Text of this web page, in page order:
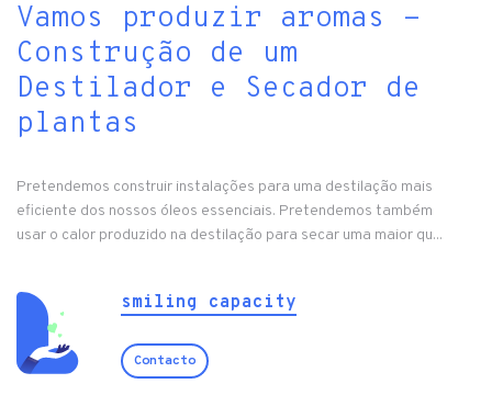
Vamos produzir aromas -
Construção de um
Destilador e Secador de
plantas
Pretendemos construir instalações para uma destilação mais
eficiente dos nossos óleos essenciais. Pretendemos também
usar o calor produzido na destilação para secar uma maior qu...
smiling capacity
Contacto